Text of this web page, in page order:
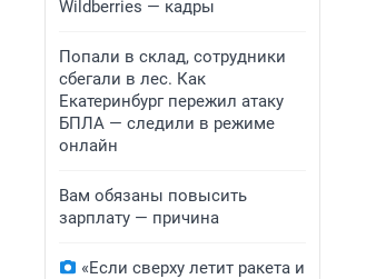
Wildberries — кадры
Попали в склад, сотрудники
сбегали в лес. Как
Екатеринбург пережил атаку
БПЛА — следили в режиме
онлайн
Вам обязаны повысить
зарплату — причина
«Если сверху летит ракета и